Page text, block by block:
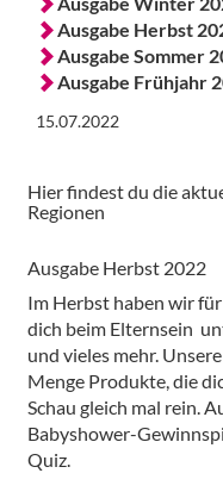
Ausgabe Herbst
Ausgabe Sommer
Ausgabe Frühjahr
15.07.2022
Hier findest du die
Regionen
Ausgabe Herbst 2022
Im Herbst haben wir
dich beim Elternsein
und vieles mehr.
Menge Produkte, die
Schau gleich mal rein.
Babyshower-
Quiz.